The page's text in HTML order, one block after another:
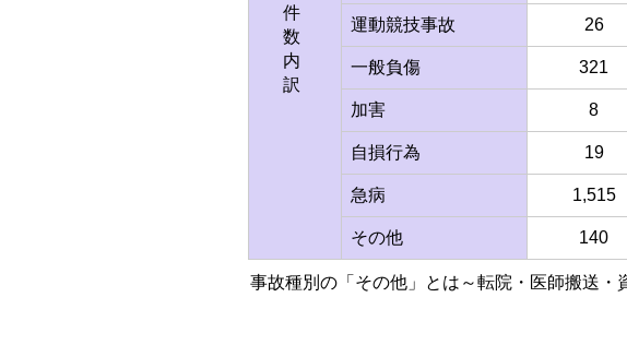
件
数
内
訳
運動競技事故 26
一般負傷 321
加害 8
自損行為 19
急病 1,515
その他 140
事故種別の「その他」とは～転院・医師搬送・